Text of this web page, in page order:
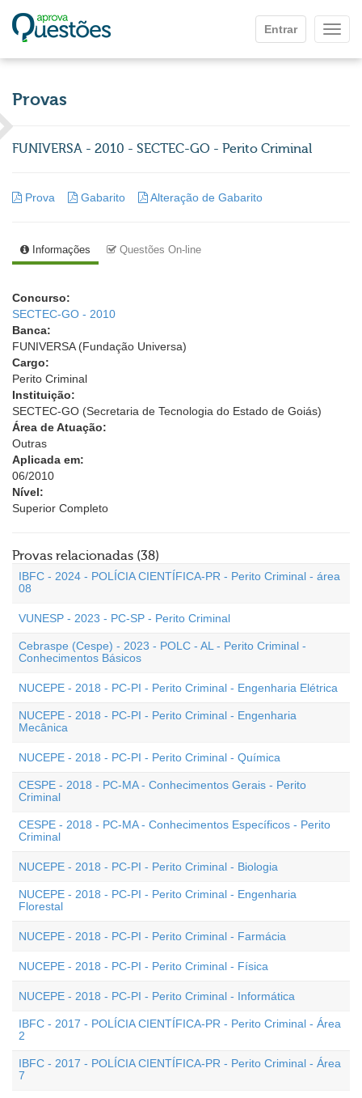
Entrar
Provas
FUNIVERSA - 2010 - SECTEC-GO - Perito Criminal
Prova Gabarito Alteração de Gabarito
Informações Questões On-line
Concurso:
SECTEC-GO - 2010
Banca:
FUNIVERSA (Fundação Universa)
Cargo:
Perito Criminal
Instituição:
SECTEC-GO (Secretaria de Tecnologia do Estado de Goiás)
Área de Atuação:
Outras
Aplicada em:
06/2010
Nível:
Superior Completo
Provas relacionadas (38)
IBFC - 2024 - POLÍCIA CIENTÍFICA-PR - Perito Criminal - área
08
VUNESP - 2023 - PC-SP - Perito Criminal
Cebraspe (Cespe) - 2023 - POLC - AL - Perito Criminal -
Conhecimentos Básicos
NUCEPE - 2018 - PC-PI - Perito Criminal - Engenharia Elétrica
NUCEPE - 2018 - PC-PI - Perito Criminal - Engenharia
Mecânica
NUCEPE - 2018 - PC-PI - Perito Criminal - Química
CESPE - 2018 - PC-MA - Conhecimentos Gerais - Perito
Criminal
CESPE - 2018 - PC-MA - Conhecimentos Específicos - Perito
Criminal
NUCEPE - 2018 - PC-PI - Perito Criminal - Biologia
NUCEPE - 2018 - PC-PI - Perito Criminal - Engenharia
Florestal
NUCEPE - 2018 - PC-PI - Perito Criminal - Farmácia
NUCEPE - 2018 - PC-PI - Perito Criminal - Física
NUCEPE - 2018 - PC-PI - Perito Criminal - Informática
IBFC - 2017 - POLÍCIA CIENTÍFICA-PR - Perito Criminal - Área
2
IBFC - 2017 - POLÍCIA CIENTÍFICA-PR - Perito Criminal - Área
7